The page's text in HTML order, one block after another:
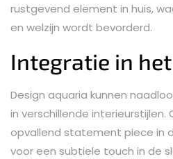
rustgevend element in huis,
en welzijn wordt bevorderd.
Integratie in
Design aquaria kunnen
in verschillende interieurstijlen.
opvallend statement piece in
voor een subtiele touch in de